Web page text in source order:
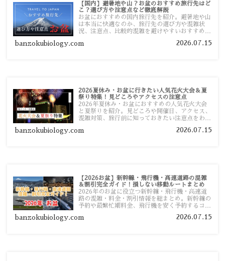
【国内】避暑地や山？お盆のおすすめ旅行先はど
こ？選び方や注意点など徹底解説
お盆におすすめの国内旅行先を紹介。避暑地や山
は本当に快適なのか、旅行先の選び方や混雑状
況、注意点、比較的混雑を避けやすいおすすめス
す。
banzokubiology.com 2026.07.15
2026夏休み・お盆に行きたい人気花火大会＆夏
祭り特集！見どころやアクセスの注意点
2026年夏休み・お盆におすすめの人気花火大会
と夏祭りを紹介。見どころや開催日、アクセス、
混雑対策、旅行前に知っておきたい注意点をわか
banzokubiology.com 2026.07.15
【2026お盆】新幹線・飛行機・高速道路の混雑
＆割引完全ガイド！損しない移動ルートまとめ
2026年のお盆に役立つ新幹線・飛行機・高速道
路の混雑・料金・割引情報を総まとめ。新幹線の
予約や最繁忙期料金、飛行機を安く予約するコ
い移動方法を分かりやすく解説します。
banzokubiology.com 2026.07.15